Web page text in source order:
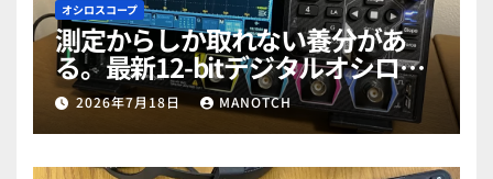
オシロスコープ
測定からしか取れない養分があ
る。最新12-bitデジタルオシロス
コープ「RIGOL MHO984」で勉強
だぜ！part1
2026年7月18日 MANOTCH